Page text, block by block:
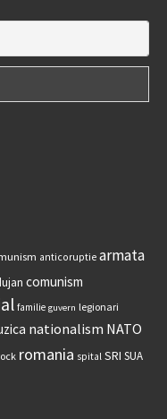
anticoruptie armata
comunism
familie guvern legionari
nationalism NATO
romania spital SRI SUA